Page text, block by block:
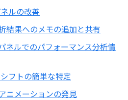
ルの改善
結果へのメモの追加と共有
ネルでのパフォーマンス分析情
フトの簡単な特定
ニメーションの発見